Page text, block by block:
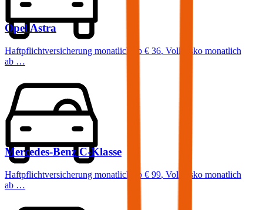
Opel Astra
Haftpflichtversicherung monatlich ab € 36, Vollkasko monatlich
ab …
Mercedes-Benz C-Klasse
Haftpflichtversicherung monatlich ab € 99, Vollkasko monatlich
ab …